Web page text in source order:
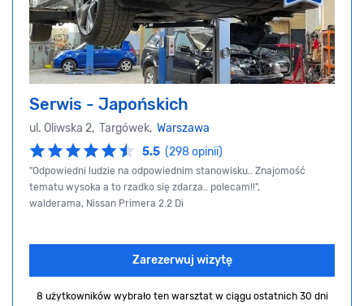
Serwis - Japońskich
ul. Oliwska 2, Targówek, Warszawa
5.5 (298 opinii)
"Odpowiedni ludzie na odpowiednim stanowisku.. Znajomość
tematu wysoka a to rzadko się zdarza.. polecam!!",
walderama, Nissan Primera 2.2 Di
Zarezerwuj wizytę
8 użytkowników wybrało ten warsztat w ciągu ostatnich 30 dni